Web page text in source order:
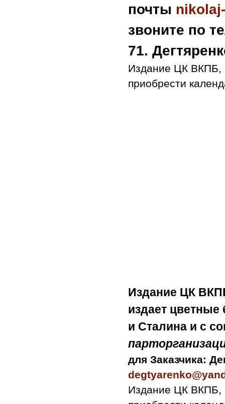
почты
звоните по
71.
Издание ЦК ВКПБ,
приобрести
Издание ЦК
издает цветные
и Сталина и с
для Заказчика:
Издание ЦК ВКПБ,